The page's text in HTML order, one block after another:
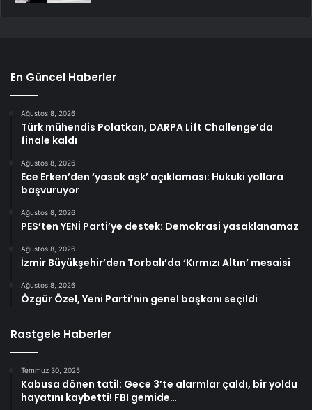
En Güncel Haberler
Ağustos 8, 2026
Türk mühendis Polatkan, DARPA Lift Challenge’da
finale kaldı
Ağustos 8, 2026
Ece Erken’den ‘yasak aşk’ açıklaması: Hukuki yollara
başvuruyor
Ağustos 8, 2026
PES’ten YENİ Parti’ye destek: Demokrasi yasaklanamaz
Ağustos 8, 2026
İzmir Büyükşehir’den Torbalı’da ‘Kırmızı Altın’ mesaisi
Ağustos 8, 2026
Özgür Özel, Yeni Parti’nin genel başkanı seçildi
Rastgele Haberler
Temmuz 30, 2025
Kabusa dönen tatil: Gece 3’te alarmlar çaldı, bir yoldu
hayatını kaybetti! FBI gemide…